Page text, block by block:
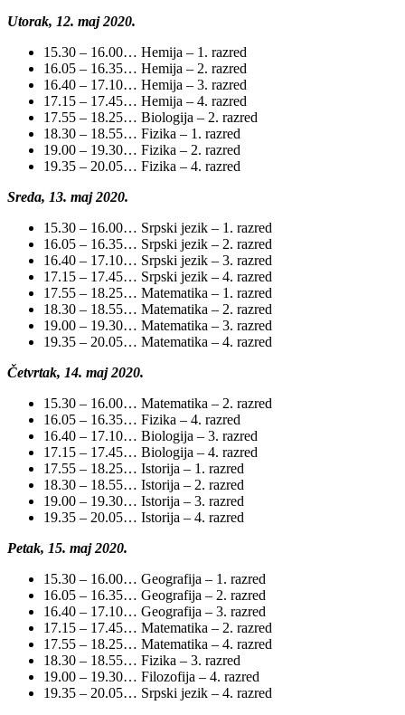
Utorak, 12. maj 2020.
15.30 – 16.00… Hemija – 1. razred
16.05 – 16.35… Hemija – 2. razred
16.40 – 17.10… Hemija – 3. razred
17.15 – 17.45… Hemija – 4. razred
17.55 – 18.25… Biologija – 2. razred
18.30 – 18.55… Fizika – 1. razred
19.00 – 19.30… Fizika – 2. razred
19.35 – 20.05… Fizika – 4. razred
Sreda, 13. maj 2020.
15.30 – 16.00… Srpski jezik – 1. razred
16.05 – 16.35… Srpski jezik – 2. razred
16.40 – 17.10… Srpski jezik – 3. razred
17.15 – 17.45… Srpski jezik – 4. razred
17.55 – 18.25… Matematika – 1. razred
18.30 – 18.55… Matematika – 2. razred
19.00 – 19.30… Matematika – 3. razred
19.35 – 20.05… Matematika – 4. razred
Četvrtak, 14. maj 2020.
15.30 – 16.00… Matematika – 2. razred
16.05 – 16.35… Fizika – 4. razred
16.40 – 17.10… Biologija – 3. razred
17.15 – 17.45… Biologija – 4. razred
17.55 – 18.25… Istorija – 1. razred
18.30 – 18.55… Istorija – 2. razred
19.00 – 19.30… Istorija – 3. razred
19.35 – 20.05… Istorija – 4. razred
Petak, 15. maj 2020.
15.30 – 16.00… Geografija – 1. razred
16.05 – 16.35… Geografija – 2. razred
16.40 – 17.10… Geografija – 3. razred
17.15 – 17.45… Matematika – 2. razred
17.55 – 18.25… Matematika – 4. razred
18.30 – 18.55… Fizika – 3. razred
19.00 – 19.30… Filozofija – 4. razred
19.35 – 20.05… Srpski jezik – 4. razred